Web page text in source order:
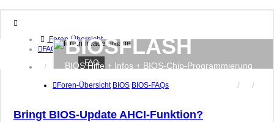
Foren-Übersicht
FAQ
Anmelden
BIOSFLASH
BIOS Hilfe + Infos + BIOS-Chip-Programmierung
FAQ
Foren-Übersicht BIOS BIOS-FAQs
Bringt BIOS-Update AHCI-Funktion?